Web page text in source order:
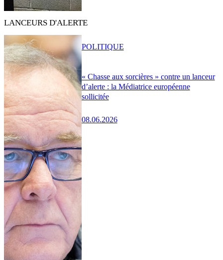
LANCEURS D'ALERTE
« Chasse aux sorcières » contre un lanceur
d’alerte : la Médiatrice européenne
sollicitée
08.06.2026
POLITIQUE